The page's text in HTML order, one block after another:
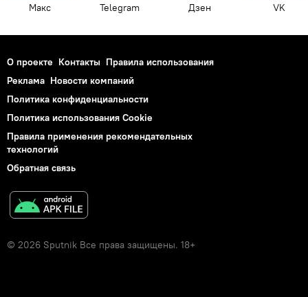
Макс Telegram Дзен VK
О проекте Контакты Правила использования
Реклама Новости компаний
Политика конфиденциальности
Политика использования Cookie
Правила применения рекомендательных
технологий
Обратная связь
© 2026 Sputnik Все права защищены. 18+